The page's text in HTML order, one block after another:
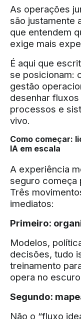
As operações
são justamente
que entendem
exige mais
É aqui que
se posicionam:
gestão
desenhar
processos e
vivo.
Como começar:
IA em escala
A experiência
seguro começa
Três
imediatos:
Primeiro:
Modelos,
decisões, tudo
treinamento
opera no
Segundo:
Não o “fluxo